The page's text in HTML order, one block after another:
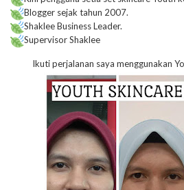
Blogger sejak tahun 2007.
Shaklee Business Leader.
Supervisor Shaklee
Ikuti perjalanan saya menggunakan